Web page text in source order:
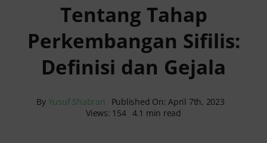
Reservasi Online
Search
Tentang Tahap
Perkembangan Sifilis:
Definisi dan Gejala
By Yusuf Shabran
Published On: April 7th, 2023
Views: 154 4.1 min read